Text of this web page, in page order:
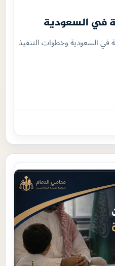
في السعودية
في السعودية وخطوات التنفيذ